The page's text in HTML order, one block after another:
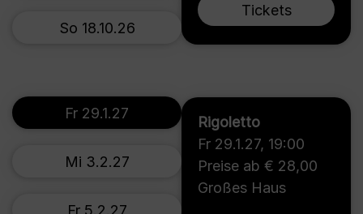
Tickets
So 18.10.26
Rigoletto
Fr 29.1.27, 19:00
Preise ab € 28,00
Großes Haus
Fr 29.1.27
Mi 3.2.27
Fr 5.2.27